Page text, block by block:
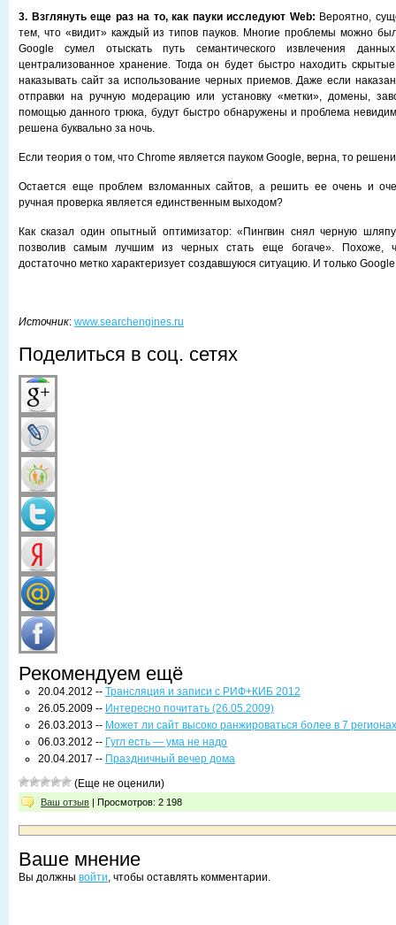
3. Взглянуть еще раз на то, как пауки исследуют Web: Вероятно,
тем, что «видит» каждый из типов пауков. Многие проблемы можно
Google сумел отыскать путь семантического извлечения
централизованное хранение. Тогда он будет быстро находить
наказывать сайт за использование черных приемов. Даже если
отправки на ручную модерацию или установку «метки», домены,
помощью данного трюка, будут быстро обнаружены и проблема
решена буквально за ночь.
Если теория о том, что Chrome является пауком Google, верна, то
Остается еще проблем взломанных сайтов, а решить ее очень и
ручная проверка является единственным выходом?
Как сказал один опытный оптимизатор: «Пингвин снял черную
позволив самым лучшим из черных стать еще богаче». Похоже,
достаточно метко характеризует создавшуюся ситуацию. И только
Источник: www.searchengines.ru
Поделиться в соц. сетях
Рекомендуем ещё
20.04.2012 -- Трансляция и записи с РИФ+КИБ 2012
26.05.2009 -- Интересно почитать (26.05.2009)
26.03.2013 -- Может ли сайт высоко ранжироваться более в 7 регионах
06.03.2012 -- Гугл есть — ума не надо
20.04.2017 -- Праздничный вечер дома
(Еще не оценили)
Ваш отзыв | Просмотров: 2 198
Ваше мнение
Вы должны войти, чтобы оставлять комментарии.